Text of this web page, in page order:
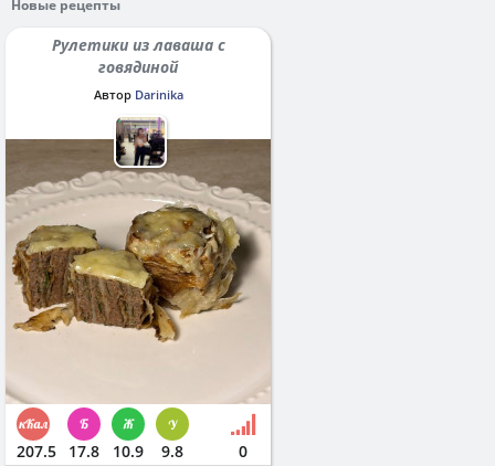
Новые рецепты
Рулетики из лаваша с
говядиной
Автор Darinika
207.5 17.8 10.9 9.8 0